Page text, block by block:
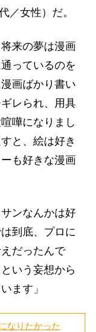
／女性）だ。
来の夢は漫画
っているのを
画ばかり書い
レられ、用具
嘩になりまし
と、絵は好き
も好きな漫画
ンなんかは好
到底、プロに
だったんで
いう妄想から
ます」
なりたかった